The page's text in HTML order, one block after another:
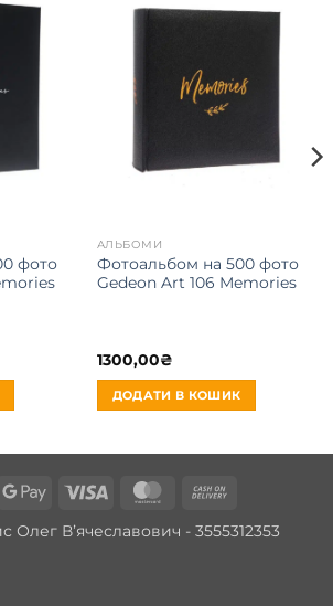
фото
АЛЬБОМИ
Фотоальбом на 500 фото
Gedeon Art 106 Memories
1300,00₴
ДОДАТИ В КОШИК
Google
Visa MasterCard
Delivery
Вʼячеславович - 3555312353